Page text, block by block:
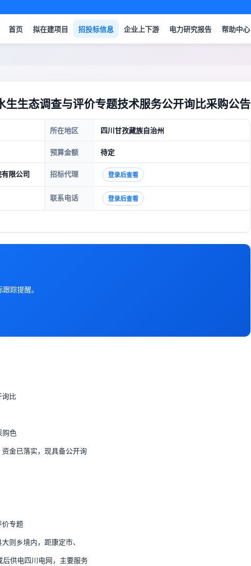
首页 拟在建项目 招投标信息 企业上下游 电力研究报告 帮助中心
生态调查与评价专题技术服务公开询比采购公告
所在地区 四川甘孜藏族自治州
预算金额 待定
限公司 招标代理 登录后查看
联系电话 登录后查看
踪提醒。
询比
购色
金已落实，现具备公开询
专题
则乡境内，距康定市、
供电四川电网，主要服务